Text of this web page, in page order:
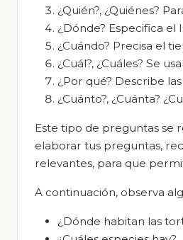
¿Quién?, ¿Quiénes?
¿Dónde? Especifica el
¿Cuándo? Precisa el
¿Cuál?, ¿Cuáles? Se
¿Por qué? Describe las
¿Cuánto?, ¿Cuánta?
Este tipo de preguntas se
elaborar tus preguntas,
relevantes, para que
A continuación, observa
¿Dónde habitan las